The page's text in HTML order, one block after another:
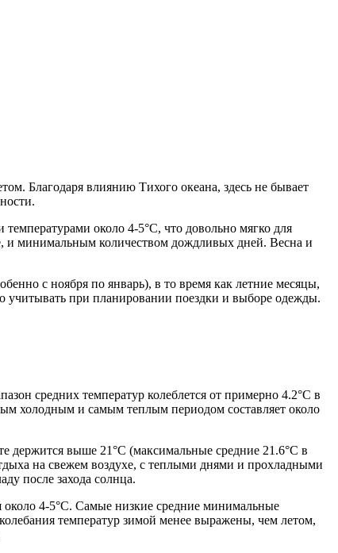
Благодаря влиянию Тихого океана, здесь не бывает
около 4-5°C, что довольно мягко для
и минимальным количеством дождливых дней. Весна и
с ноября по январь), в то время как летние месяцы,
учитывать при планировании поездки и выборе одежды.
средних температур колеблется от примерно 4.2°C в
холодным и самым теплым периодом составляет около
держится выше 21°C (максимальные средние 21.6°C в
на свежем воздухе, с теплыми днями и прохладными
после захода солнца.
около 4-5°C. Самые низкие средние минимальные
температур зимой менее выражены, чем летом,